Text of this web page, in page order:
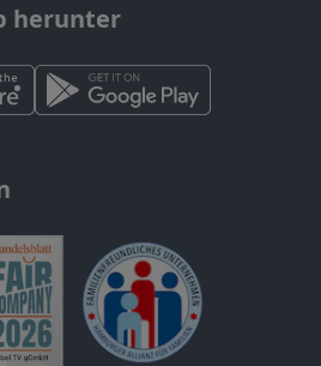
herunter